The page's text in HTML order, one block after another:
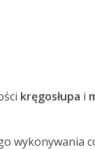
kręgosłupa i
wykonywania